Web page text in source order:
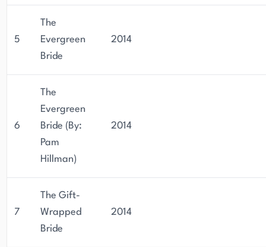
5
The
Evergreen
Bride
2014
6
The
Evergreen
Bride (By:
Pam
Hillman)
2014
7
The Gift-
Wrapped
Bride
2014